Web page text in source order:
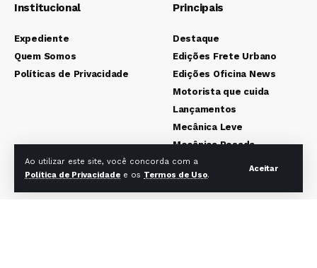
Ao utilizar este site, você concorda com a
Política de Privacidade e os Termos de Uso.
Aceitar
Institucional
Expediente
Quem Somos
Políticas de Privacidade
Principais
Destaque
Edições Frete Urbano
Edições Oficina News
Motorista que cuida
Lançamentos
Mecânica Leve
Mecânica Pesada
Colunistas